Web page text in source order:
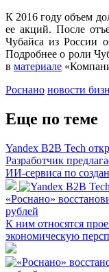
К 2016 году объем
ее акций. После
Чубайса из России
Подробнее о роли
в материале
Роснано новости
Еще по теме
Yandex B2B Tech
Разработчик
ИИ-сервиса по
«Роснано»
рублей
К ним относятся
экономическую